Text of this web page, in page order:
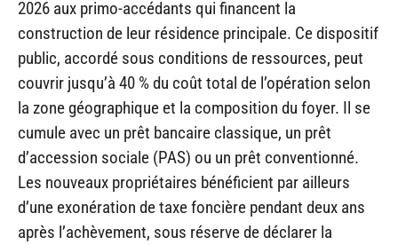
2026 aux primo-accédants qui financent la
construction de leur résidence principale. Ce dispositif
public, accordé sous conditions de ressources, peut
couvrir jusqu’à 40 % du coût total de l’opération selon
la zone géographique et la composition du foyer. Il se
cumule avec un prêt bancaire classique, un prêt
d’accession sociale (PAS) ou un prêt conventionné.
Les nouveaux propriétaires bénéficient par ailleurs
d’une exonération de taxe foncière pendant deux ans
après l’achèvement, sous réserve de déclarer la